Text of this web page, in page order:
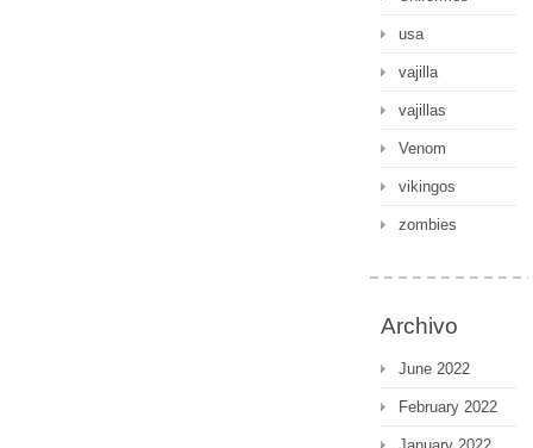
usa
vajilla
vajillas
Venom
vikingos
zombies
Archivo
June 2022
February 2022